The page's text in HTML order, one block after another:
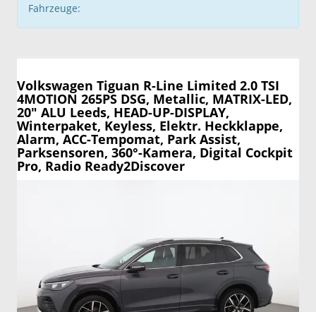
Fahrzeuge:
Volkswagen Tiguan R-Line Limited 2.0 TSI
4MOTION 265PS DSG, Metallic, MATRIX-LED,
20" ALU Leeds, HEAD-UP-DISPLAY,
Winterpaket, Keyless, Elektr. Heckklappe,
Alarm, ACC-Tempomat, Park Assist,
Parksensoren, 360°-Kamera, Digital Cockpit
Pro, Radio Ready2Discover